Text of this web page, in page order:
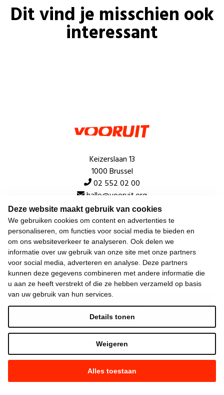
Deze website maakt gebruik van cookies
We gebruiken cookies om content en advertenties te
personaliseren, om functies voor social media te bieden en
om ons websiteverkeer te analyseren. Ook delen we
informatie over uw gebruik van onze site met onze partners
voor social media, adverteren en analyse. Deze partners
kunnen deze gegevens combineren met andere informatie die
u aan ze heeft verstrekt of die ze hebben verzameld op basis
van uw gebruik van hun services.
Alles toestaan
Weigeren
Details tonen
Dit vind je misschien ook
interessant
Keizerslaan 13
1000 Brussel
02 552 02 00
hallo@vooruit.org
Snel
Over de beweging
Algemeen
Laatste nieuws
—Gemaakt met NationBuilder